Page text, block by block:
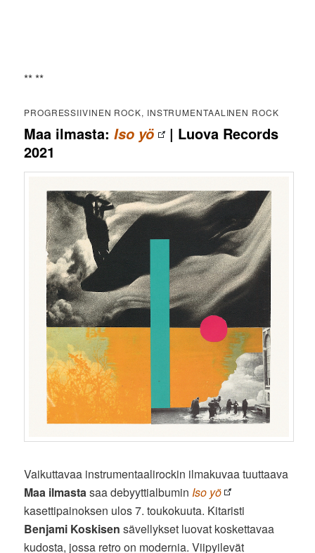
** **
PROGRESSIIVINEN ROCK, INSTRUMENTAALINEN ROCK
Maa ilmasta:Iso yö
| Luova Records
2021
Vaikuttavaa instrumentaalirockin ilmakuvaa tuuttaava
Maa ilmastasaa debyyttialbuminIso yö
kasettipainoksen ulos 7. toukokuuta. Kitaristi
Benjami Koskisen sävellykset luovat koskettavaa
kudosta, jossa retro on modernia. Viipyilevät